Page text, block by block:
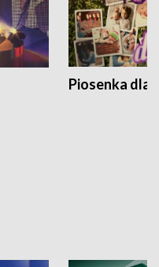
Piosenka dla